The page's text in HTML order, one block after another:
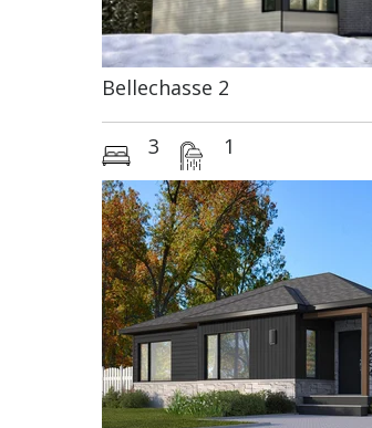
Bellechasse 2
3 1